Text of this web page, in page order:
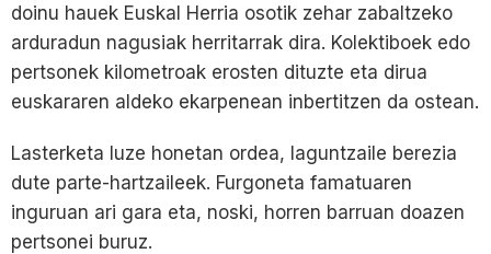
doinu hauek Euskal Herria osotik zehar zabaltzeko
arduradun nagusiak herritarrak dira. Kolektiboek edo
pertsonek kilometroak erosten dituzte eta dirua
euskararen aldeko ekarpenean inbertitzen da ostean.
Lasterketa luze honetan ordea, laguntzaile berezia
dute parte-hartzaileek. Furgoneta famatuaren
inguruan ari gara eta, noski, horren barruan doazen
pertsonei buruz.